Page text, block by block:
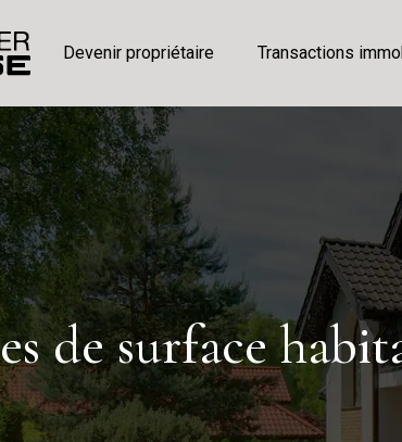
Devenir propriétaire Transactions
de surface